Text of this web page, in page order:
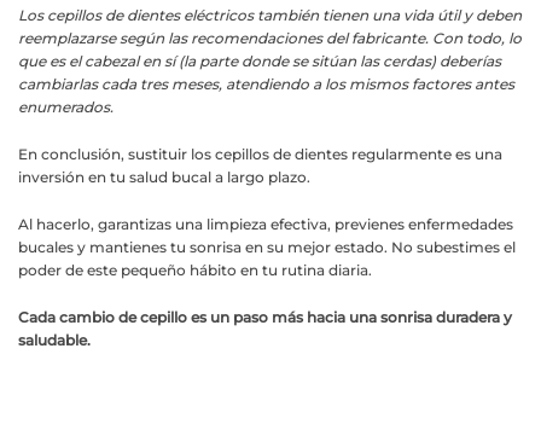
Los cepillos de dientes eléctricos también tienen una vida útil y deben
reemplazarse según las recomendaciones del fabricante. Con todo, lo
que es el cabezal en sí (la parte donde se sitúan las cerdas) deberías
cambiarlas cada tres meses, atendiendo a los mismos factores antes
enumerados.
En conclusión, sustituir los cepillos de dientes regularmente es una
inversión en tu salud bucal a largo plazo.
Al hacerlo, garantizas una limpieza efectiva, previenes enfermedades
bucales y mantienes tu sonrisa en su mejor estado. No subestimes el
poder de este pequeño hábito en tu rutina diaria.
Cada cambio de cepillo es un paso más hacia una sonrisa duradera y
saludable.